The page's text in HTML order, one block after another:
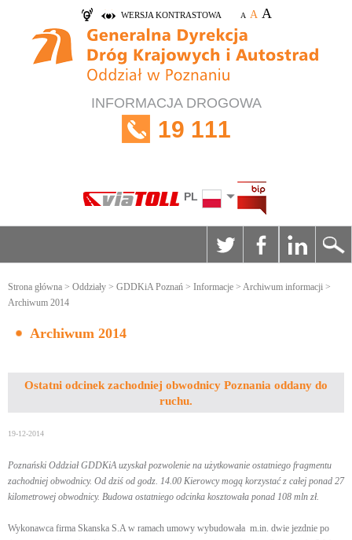
WERSJA KONTRASTOWA A A A
INFORMACJA DROGOWA
19 111
PL
Strona główna > Oddziały > GDDKiA Poznań > Informacje > Archiwum informacji >
Archiwum 2014
Archiwum 2014
Ostatni odcinek zachodniej obwodnicy Poznania oddany do
ruchu.
19-12-2014
Poznański Oddział GDDKiA uzyskał pozwolenie na użytkowanie ostatniego fragmentu
zachodniej obwodnicy. Od dziś od godz. 14.00 Kierowcy mogą korzystać z całej ponad 27
kilometrowej obwodnicy. Budowa ostatniego odcinka kosztowała ponad 108 mln zł.
Wykonawca firma Skanska S.A w ramach umowy wybudowała m.in. dwie jezdnie po